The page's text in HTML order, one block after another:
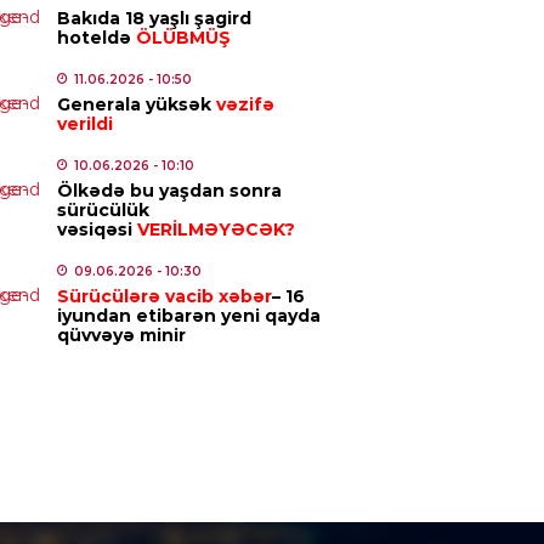
araşdırma
ödənilməlidir – Ali
mühüm qərar
- 10:10
SIYASET
tranzit keçməklə
buğda və daş kömür
nun Dünya İrsinin İlkin
Bakıda 18 yaşlı şagird
hoteldə ÖLÜBMÜŞ
11.06.2026 - 10:50
Generala yüksək vəzifə
verildi
10.06.2026 - 10:10
Ölkədə bu yaşdan sonra
sürücülük
vəsiqəsi VERİLMƏYƏCƏK?
09.06.2026 - 10:30
Sürücülərə vacib xəbər– 16
iyundan etibarən yeni qayda
qüvvəyə minir